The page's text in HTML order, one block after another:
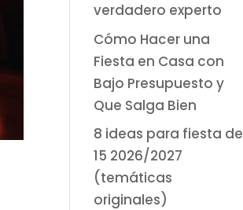
verdadero experto
Cómo Hacer una
Fiesta en Casa con
Bajo Presupuesto y
Que Salga Bien
8 ideas para fiesta de
15 2026/2027
(temáticas
originales)